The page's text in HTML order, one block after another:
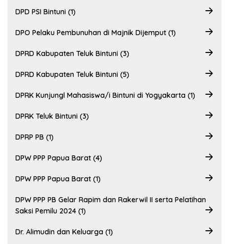
DPD PSI Bintuni (1)
DPO Pelaku Pembunuhan di Majnik Dijemput (1)
DPRD Kabupaten Teluk Bintuni (3)
DPRD Kabupaten Teluk Bintuni (5)
DPRK Kunjungl Mahasiswa/i Bintuni di Yogyakarta (1)
DPRK Teluk Bintuni (3)
DPRP PB (1)
DPW PPP Papua Barat (4)
DPW PPP Papua Barat (1)
DPW PPP PB Gelar Rapim dan Rakerwil II serta Pelatihan
Saksi Pemilu 2024 (1)
Dr. Alimudin dan Keluarga (1)